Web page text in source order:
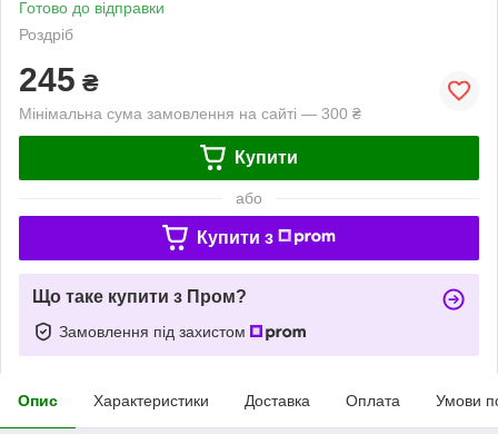
Готово до відправки
Роздріб
245 ₴
Мінімальна сума замовлення на сайті — 300 ₴
Купити
або
Купити з
Що таке купити з Пром?
Замовлення під захистом
Опис Характеристики Доставка Оплата Умови